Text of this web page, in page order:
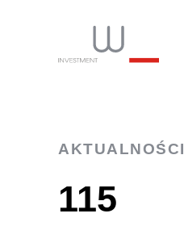
AKTUALNOŚCI
115